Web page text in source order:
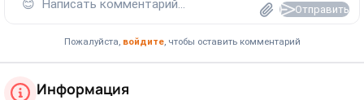
😊 Написать комментарий... Отправить
Пожалуйста, войдите, чтобы оставить комментарий
Информация